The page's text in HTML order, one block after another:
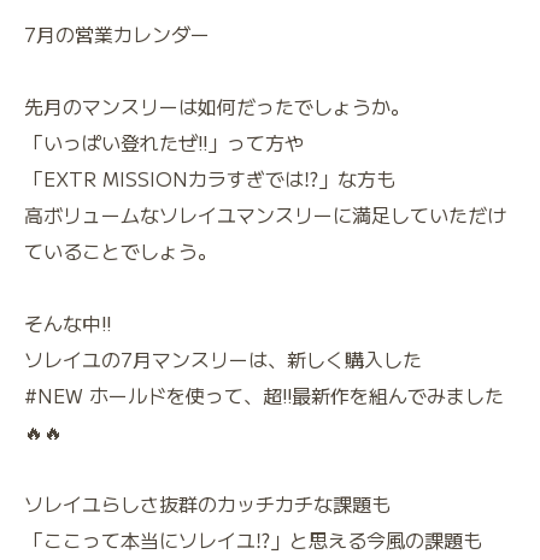
7月の営業カレンダー
先月のマンスリーは如何だったでしょうか。
「いっぱい登れたぜ‼️」って方や
「EXTR MISSIONカラすぎでは⁉️」な方も
高ボリュームなソレイユマンスリーに満足していただけ
ていることでしょう。
そんな中‼️
ソレイユの7月マンスリーは、新しく購入した
#NEW ホールドを使って、超‼︎最新作を組んでみました
🔥🔥
ソレイユらしさ抜群のカッチカチな課題も
「ここって本当にソレイユ⁉︎」と思える今風の課題も